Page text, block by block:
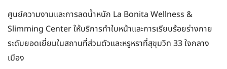
ศูนย์ความงามและการลดน้ำหนัก La Bonita Wellness &
Slimming Center ให้บริการทำใบหน้าและการเรียบร้อยร่างกาย
ระดับยอดเยี่ยมในสถานที่ส่วนตัวและหรูหราที่สุขุมวิท 33 ใจกลาง
เมือง